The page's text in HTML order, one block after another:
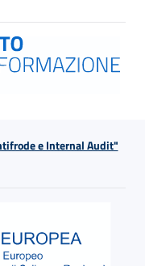
e Internal Audit"